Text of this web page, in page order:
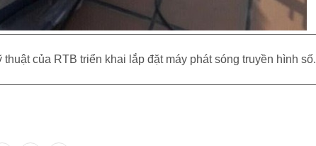
thuật của RTB triển khai lắp đặt máy phát sóng truyền hình số.